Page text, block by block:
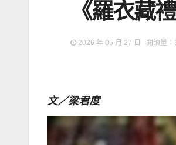
《羅衣藏
2026 年 05 月 27 日 閱讀量：
文／梁君度